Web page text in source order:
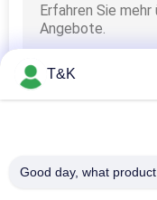
T&K
Good day, what